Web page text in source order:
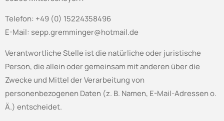
Telefon: +49 (0) 15224358496
E-Mail: sepp.gremminger@hotmail.de
Verantwortliche Stelle ist die natürliche oder juristische
Person, die allein oder gemeinsam mit anderen über die
Zwecke und Mittel der Verarbeitung von
personenbezogenen Daten (z. B. Namen, E-Mail-Adressen o.
Ä.) entscheidet.